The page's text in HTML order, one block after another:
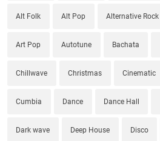
Alt Folk Alt Pop Alternative Rock
Art Pop Autotune Bachata
Chillwave Christmas Cinematic
Cumbia Dance Dance Hall
Dark wave Deep House Disco